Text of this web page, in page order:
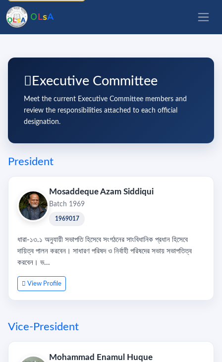
OLsA
Executive Committee
Meet the current Executive Committee members and
review the responsibilities attached to each official
designation.
President
Mosaddeque Azam Siddiqui
Batch 1969
1969017
ধারা-১৩.১ অনুযায়ী সভাপতি হিসেবে সংগঠনের সাংবিধানিক প্রধান হিসেবে
দায়িত্ব পালন করবেন। সাধারণ পরিষদ ও নির্বাহী পরিষদের সভায় সভাপতিত্ব
করবেন। ভ...
View Profile
Vice-President
Mohammad Enamul Huque